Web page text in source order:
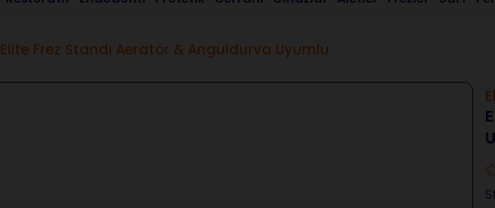
Elite Frez Standı Aeratör & Anguldurva Uyumlu